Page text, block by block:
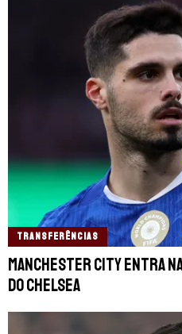
TRANSFERÊNCIAS
Manchester City entra
do Chelsea